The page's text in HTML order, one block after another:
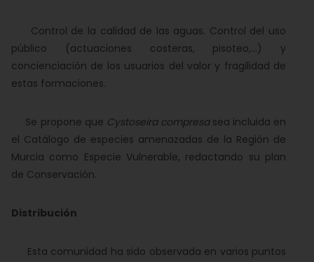
Control de la calidad de las aguas. Control del uso
público (actuaciones costeras, pisoteo,...) y
concienciación de los usuarios del valor y fragilidad de
estas formaciones.
Se propone que Cystoseira compresasea incluida en
el Catálogo de especies amenazadas de la Región de
Murcia como Especie Vulnerable, redactando su plan
de Conservación.
Distribución
Esta comunidad ha sido observada en varios puntos